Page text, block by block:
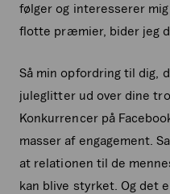
følger og interesserer
flotte præmier, bider jeg
Så min opfordring til dig,
juleglitter ud over dine
Konkurrencer på
masser af engagement.
at relationen til de
kan blive styrket. Og det